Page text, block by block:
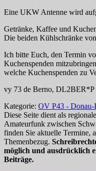
Eine UKW Antenne wird
Getränke, Kaffee und
Die beiden Kühlschränke
Ich bitte Euch, den Termin
Kuchenspenden
welche Kuchenspenden zu
vy 73 de Berno, DL2BER*P
Kategorie: OV P43 - Donau-
Diese Seite dient als
Amateurfunk zwischen
finden Sie aktuelle Termine,
Themenbezug.
möglich und ausdrücklich
Beiträge.